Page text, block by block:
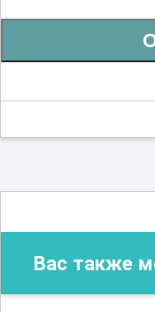
Вас также